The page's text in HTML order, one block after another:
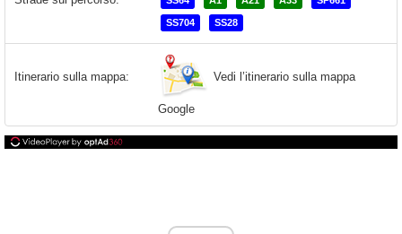
SS704 SS28
Itinerario sulla mappa: Vedi l’itinerario sulla mappa
Google